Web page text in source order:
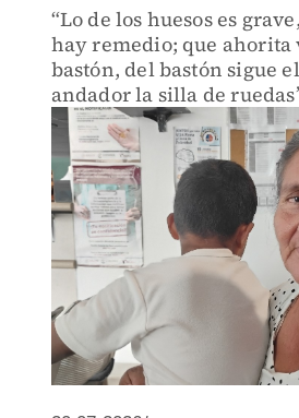
“Lo de los huesos es
hay remedio; que ahorita
bastón, del bastón sigue
andador la silla de
María Gutiérrez